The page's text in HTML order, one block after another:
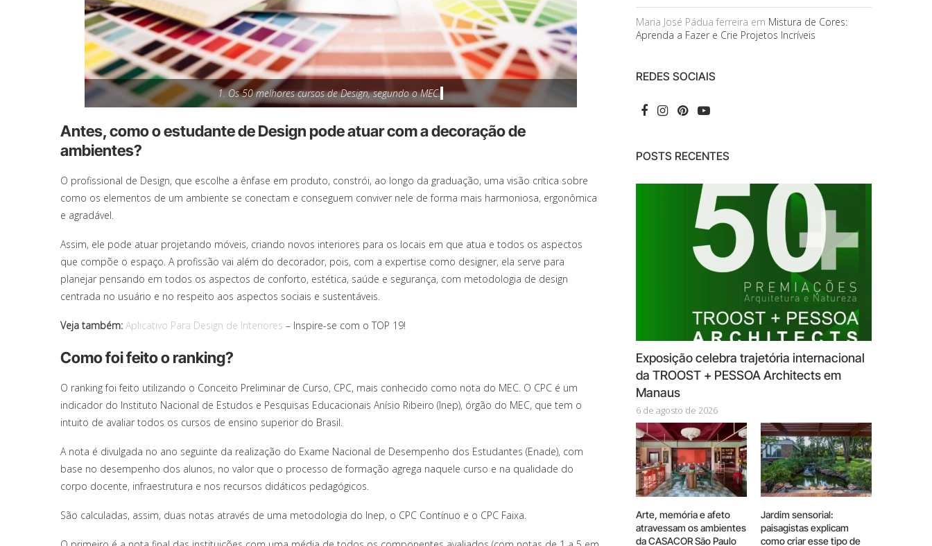
1. Os 50 melhores cursos de Design, segundo o MEC.
Antes, como o estudante de Design pode atuar com a decoração de
ambientes?
O profissional de Design, que escolhe a ênfase em produto, constrói, ao longo da graduação, uma visão crítica sobre
como os elementos de um ambiente se conectam e conseguem conviver nele de forma mais harmoniosa, ergonômica
e agradável.
Assim, ele pode atuar projetando móveis, criando novos interiores para os locais em que atua e todos os aspectos
que compõe o espaço. A profissão vai além do decorador, pois, com a expertise como designer, ela serve para
planejar pensando em todos os aspectos de conforto, estética, saúde e segurança, com metodologia de design
centrada no usuário e no respeito aos aspectos sociais e sustentáveis.
Veja também: Aplicativo Para Design de Interiores – Inspire-se com o TOP 19!
Como foi feito o ranking?
O ranking foi feito utilizando o Conceito Preliminar de Curso, CPC, mais conhecido como nota do MEC. O CPC é um
indicador do Instituto Nacional de Estudos e Pesquisas Educacionais Anísio Ribeiro (Inep), órgão do MEC, que tem o
intuito de avaliar todos os cursos de ensino superior do Brasil.
A nota é divulgada no ano seguinte da realização do Exame Nacional de Desempenho dos Estudantes (Enade), com
base no desempenho dos alunos, no valor que o processo de formação agrega naquele curso e na qualidade do
corpo docente, infraestrutura e nos recursos didáticos pedagógicos.
São calculadas, assim, duas notas através de uma metodologia do Inep, o CPC Contínuo e o CPC Faixa.
Maria José Pádua ferreira em Mistura de Cores:
Aprenda a Fazer e Crie Projetos Incríveis
REDES SOCIAIS
POSTS RECENTES
Exposição celebra trajetória internacional
da TROOST + PESSOA Architects em
Manaus
6 de agosto de 2026
Arte, memória e afeto
atravessam os ambientes
da CASACOR São Paulo
Jardim sensorial:
paisagistas explicam
como criar esse tipo de